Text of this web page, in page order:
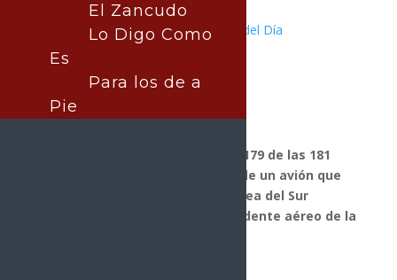
Publicado por:La nota central
|Nota Principal|Noticia del Día
29 diciembre, 2024
El saldo final se ha confirmado: 179 de las 181
personas que viajaban a bordo de un avión que
se estrelló este domingo en Corea del Sur
murieron. Se trata del peor accidente aéreo de la
El Zancudo
Lo Digo Como
Es
Para los de a
Pie